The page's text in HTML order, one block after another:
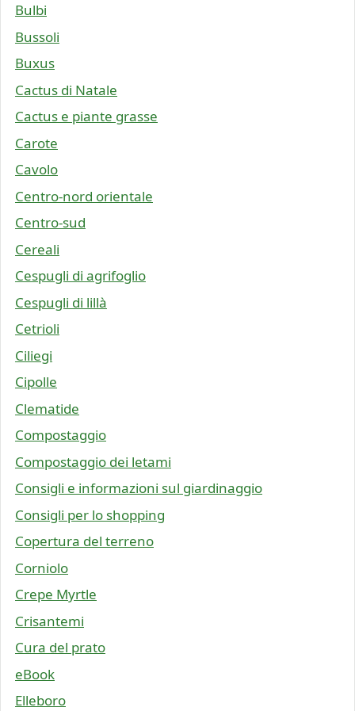
Bulbi
Bussoli
Buxus
Cactus di Natale
Cactus e piante grasse
Carote
Cavolo
Centro-nord orientale
Centro-sud
Cereali
Cespugli di agrifoglio
Cespugli di lillà
Cetrioli
Ciliegi
Cipolle
Clematide
Compostaggio
Compostaggio dei letami
Consigli e informazioni sul giardinaggio
Consigli per lo shopping
Copertura del terreno
Corniolo
Crepe Myrtle
Crisantemi
Cura del prato
eBook
Elleboro